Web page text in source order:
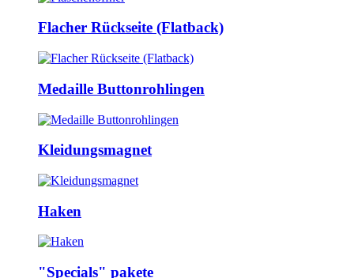
Flacher Rückseite (Flatback)
Medaille Buttonrohlingen
Kleidungsmagnet
Haken
"Specials" pakete